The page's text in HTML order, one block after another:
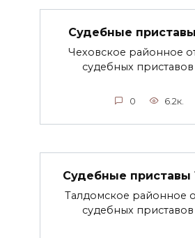
Судебные
Чеховское районное
судебных
0 6.2к.
Судебные приставы
Талдомское районное
судебных